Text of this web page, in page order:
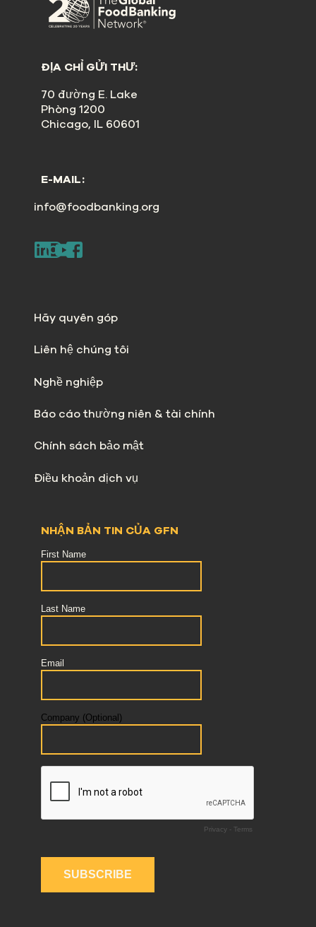
ĐỊA CHỈ GỬI THƯ:
70 đường E. Lake
Phòng 1200
Chicago, IL 60601
E-MAIL:
info@foodbanking.org
Hãy quyên góp
Liên hệ chúng tôi
Nghề nghiệp
Báo cáo thường niên & tài chính
Chính sách bảo mật
Điều khoản dịch vụ
NHẬN BẢN TIN CỦA GFN